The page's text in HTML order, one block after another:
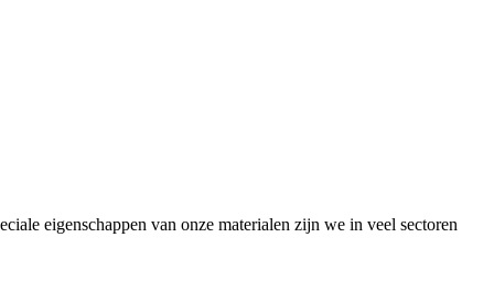
eigenschappen van onze materialen zijn we in veel sectoren